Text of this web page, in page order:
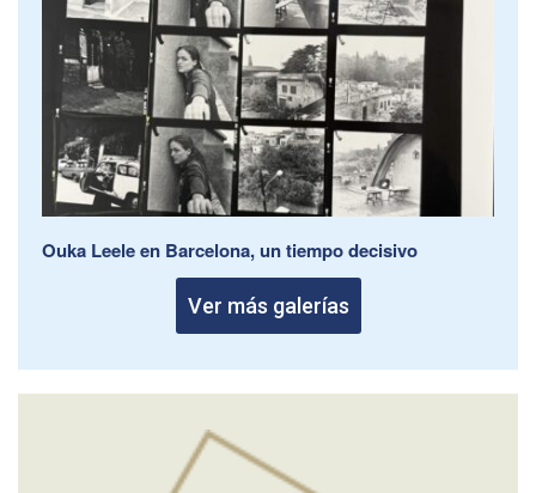
Ouka Leele en Barcelona, un tiempo decisivo
Ver más galerías